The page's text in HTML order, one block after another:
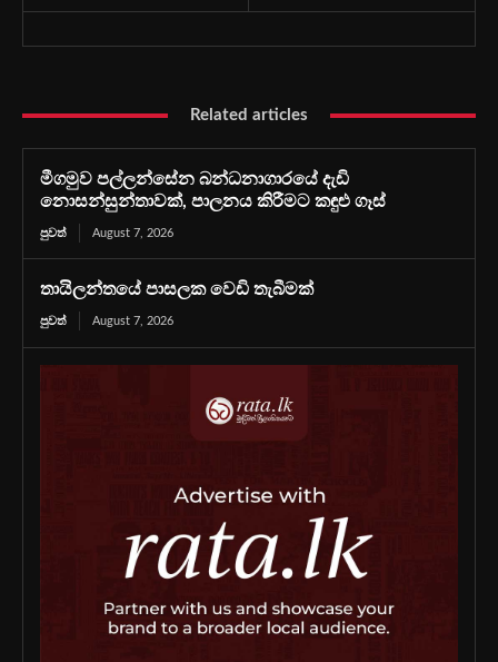
Related articles
මීගමුව පල්ලන්සේන බන්ධනාගාරයේ දැඩි
නොසන්සුන්තාවක්, පාලනය කිරීමට කඳුළු ගෑස්
පුවත් August 7, 2026
තායිලන්තයේ පාසලක වෙඩි තැබීමක්
පුවත් August 7, 2026